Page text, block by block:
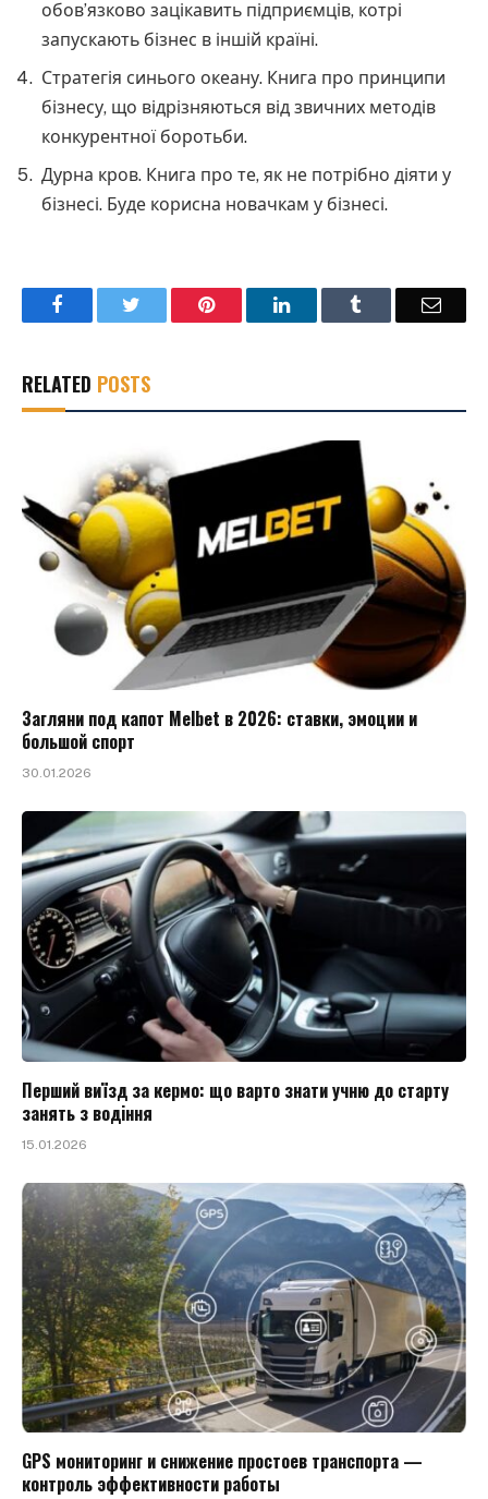
обов’язково зацікавить підприємців, котрі
запускають бізнес в іншій країні.
Стратегія синього океану. Книга про принципи
бізнесу, що відрізняються від звичних методів
конкурентної боротьби.
Дурна кров. Книга про те, як не потрібно діяти у
бізнесі. Буде корисна новачкам у бізнесі.
Facebook Pinterest LinkedIn Email
RELATED POSTS
Загляни под капот Melbet в 2026: ставки, эмоции и
большой спорт
30.01.2026
Перший виїзд за кермо: що варто знати учню до старту
занять з водіння
15.01.2026
GPS мониторинг и снижение простоев транспорта —
контроль эффективности работы